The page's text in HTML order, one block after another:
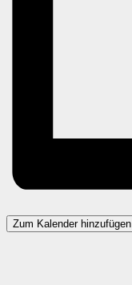
Zum Kalender hinzufügen